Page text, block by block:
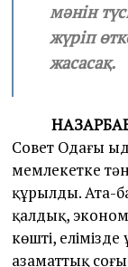
мәнін
жүріп
жасасақ.
Совет Одағы
мемлекетке
құрылды. Ата-
қалдық,
көшті,
азаматтық